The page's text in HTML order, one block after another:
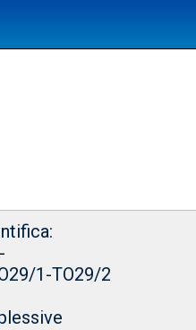
1-TO29/2